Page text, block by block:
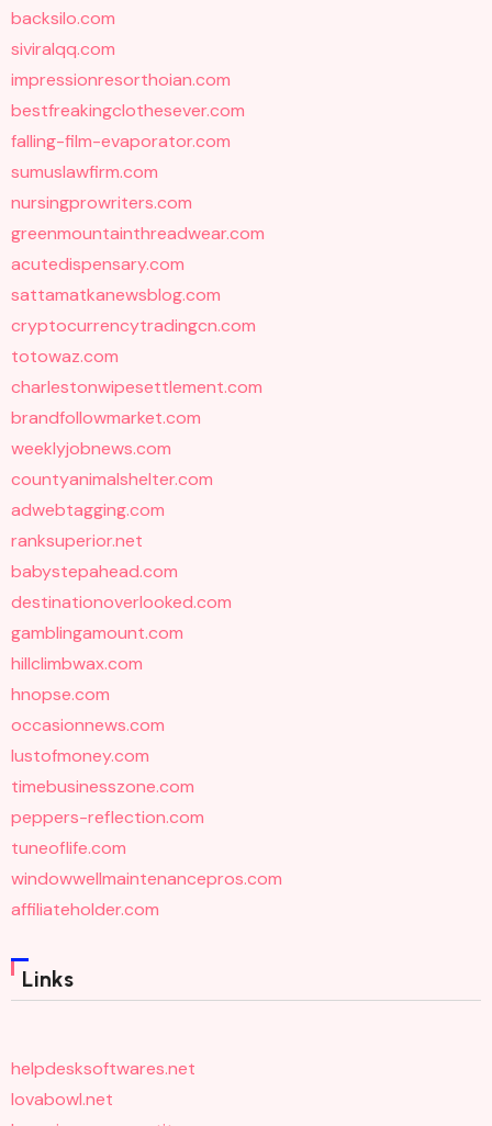
backsilo.com
siviralqq.com
impressionresorthoian.com
bestfreakingclothesever.com
falling-film-evaporator.com
sumuslawfirm.com
nursingprowriters.com
greenmountainthreadwear.com
acutedispensary.com
sattamatkanewsblog.com
cryptocurrencytradingcn.com
totowaz.com
charlestonwipesettlement.com
brandfollowmarket.com
weeklyjobnews.com
countyanimalshelter.com
adwebtagging.com
ranksuperior.net
babystepahead.com
destinationoverlooked.com
gamblingamount.com
hillclimbwax.com
hnopse.com
occasionnews.com
lustofmoney.com
timebusinesszone.com
peppers-reflection.com
tuneoflife.com
windowwellmaintenancepros.com
affiliateholder.com
Links
helpdesksoftwares.net
lovabowl.net